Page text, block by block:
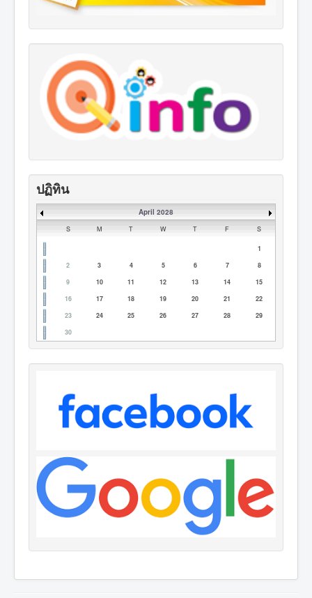
ปฏิทิน
April 2028
S M T W T F S
1
2
3 4 5 6 7
8
9
10 11 12 13 14
15
16
17 18 19 20 21
22
23
24 25 26 27 28
29
30